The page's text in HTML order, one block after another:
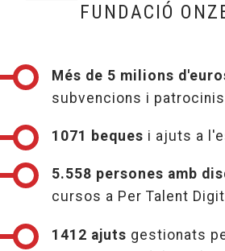
FUNDACIÓ
Més de 5 milions
subvencions i
1071 beques i ajuts a
5.558 persones amb
cursos a Per Talent
1412 ajuts gestionats